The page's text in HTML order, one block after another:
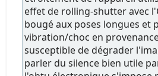
effet de rolling-shutter avec
bougé aux poses longues et
vibration/choc en
susceptible de dégrader
parler du silence bien utile